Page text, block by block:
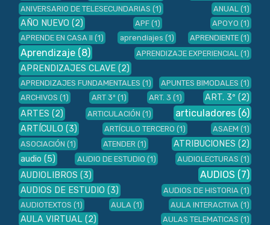
ANIVERSARIO DE TELESECUNDARIAS (1) ANUAL (1)
AÑO NUEVO (2) APF (1) APOYO (1)
APRENDE EN CASA II (1) aprendiajes (1) APRENDIENTE (1)
Aprendizaje (8) APRENDIZAJE EXPERIENCIAL (1)
APRENDIZAJES CLAVE (2)
APRENDIZAJES FUNDAMENTALES (1) APUNTES BIMODALES (1)
ARCHIVOS (1) ART 3º (1) ART. 3 (1) ART. 3º (2)
ARTES (2) ARTICULACIÓN (1) articuladores (6)
ARTÍCULO (3) ARTÍCULO TERCERO (1) ASAEM (1)
ASOCIACIÓN (1) ATENDER (1) ATRIBUCIONES (2)
audio (5) AUDIO DE ESTUDIO (1) AUDIOLECTURAS (1)
AUDIOLIBROS (3) AUDIOS (7)
AUDIOS DE ESTUDIO (3) AUDIOS DE HISTORIA (1)
AUDIOTEXTOS (1) AULA (1) AULA INTERACTIVA (1)
AULA VIRTUAL (2) AULAS TELEMATICAS (1)